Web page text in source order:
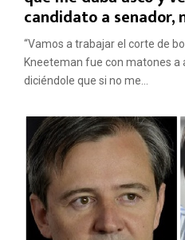
candidato a senador,
“Vamos a trabajar el corte de
Kneeteman fue con matones a
diciéndole que si no me...